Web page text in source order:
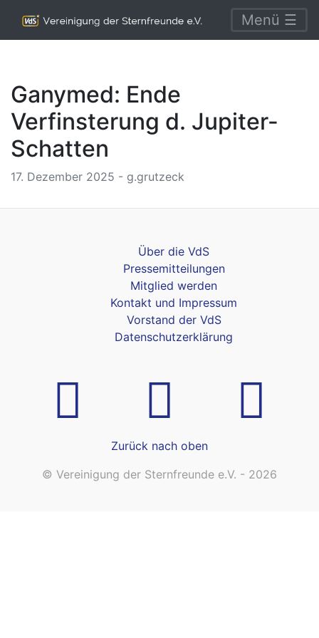
Menü ☰
Ganymed: Ende
Verfinsterung d. Jupiter-
Schatten
17. Dezember 2025 - g.grutzeck
Über die VdS
Pressemitteilungen
Mitglied werden
Kontakt und Impressum
Vorstand der VdS
Datenschutzerklärung
Zurück nach oben
© Vereinigung der Sternfreunde e.V. - 2026